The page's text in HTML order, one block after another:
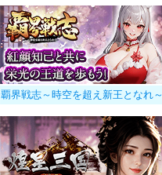
覇界戦志～時空を超え新王となれ～